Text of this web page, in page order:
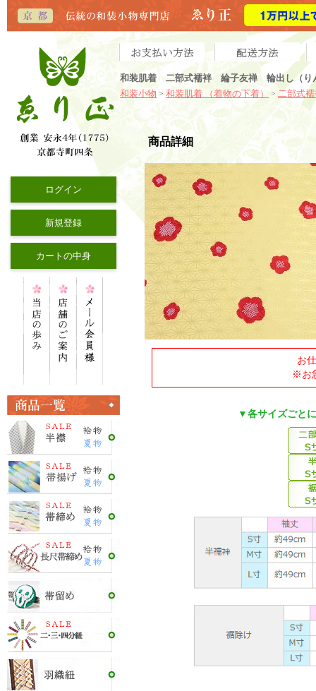
和装肌着 二部式襦袢 綸子友禅 輪出し（
和装小物 > 和装肌着 （着物の下着） > 二部式
ログイン
新規登録
カートの中身
商品詳細
お
※お
▼各サイズごと